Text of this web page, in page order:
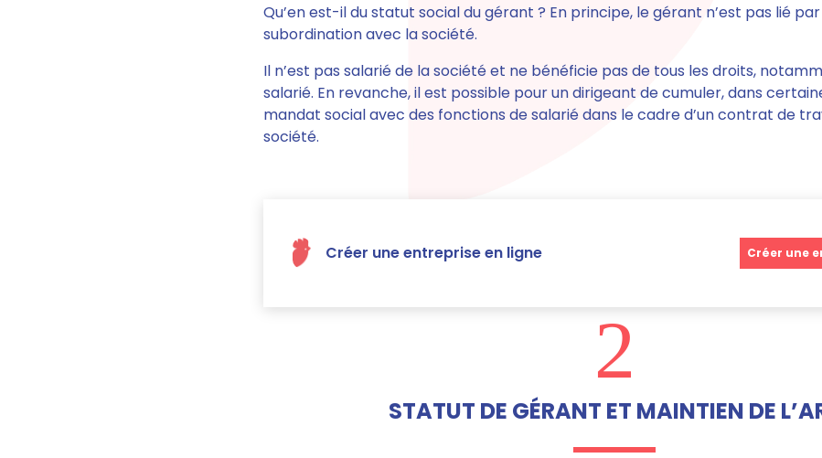
Qu’en est-il du statut social du gérant ? En principe, le gérant n’est pas lié
subordination avec la société.
Il n’est pas salarié de la société et ne bénéficie pas de tous les droits,
salarié. En revanche, il est possible pour un dirigeant de cumuler, dans
mandat social avec des fonctions de salarié dans le cadre d’un contrat de
société.
Créer une entreprise en ligne Créer une
2
STATUT DE GÉRANT ET MAINTIEN DE